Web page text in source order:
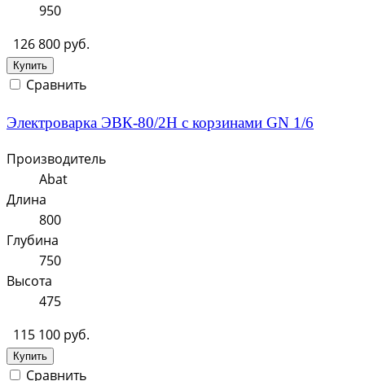
950
126 800 руб.
Купить
Сравнить
Электроварка ЭВК-80/2Н с корзинами GN 1/6
Производитель
Abat
Длина
800
Глубина
750
Высота
475
115 100 руб.
Купить
Сравнить